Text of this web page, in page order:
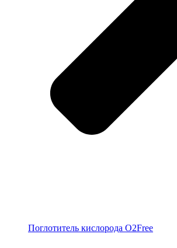
Поглотитель кислорода O2Free